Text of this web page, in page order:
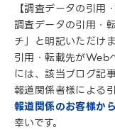
【調査データの引用
調査データの引用・
チ」と明記いただけ
引用・転載先がWeb
には、該当ブログ記
報道関係者様による
報道関係のお客様か
幸いです。